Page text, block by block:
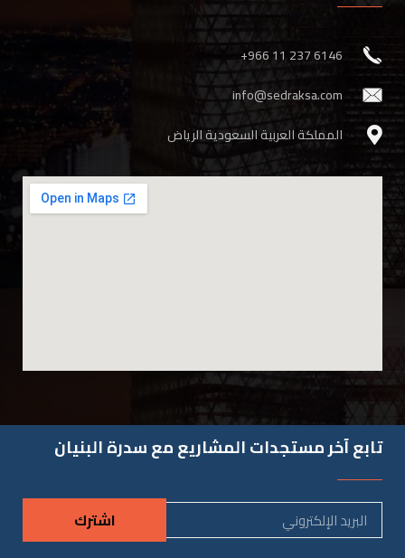
‎+966 11 237 6146
info@sedraksa.com
المملكة العربية السعودية الرياض
تابع آخر مستجدات المشاريع مع سدرة البنيان
اشترك